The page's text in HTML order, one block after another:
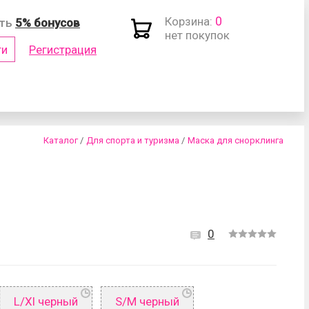
5% бонусов
Регистрация
Корзина: 0
нет покупок
Каталог / Для спорта и туризма / Маска для снорклинга
0
L/Xl черный S/M черный